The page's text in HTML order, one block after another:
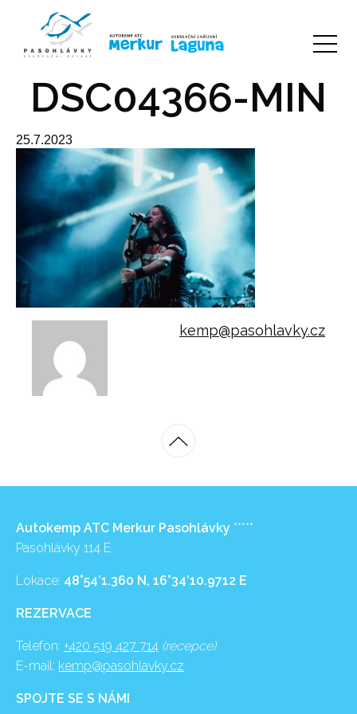
DSC04366-MIN
25.7.2023
kemp@pasohlavky.cz
Autokemp ATC Merkur Pasohlávky *****
Pasohlávky 114 E
Lokace: 48°54’1.360 N, 16°34’10.9712 E
REZERVACE
Telefon: +420 519 427 714 (recepce)
E-mail: kemp@pasohlavky.cz
SPOJTE SE S NÁMI